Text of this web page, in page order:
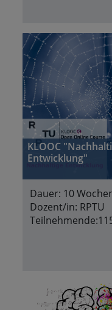
KLOOC
Entwicklung"
Dauer: 10
Dozent/in: RPTU
Teilnehmende: